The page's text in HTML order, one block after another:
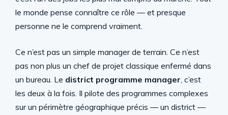
le monde pense connaître ce rôle — et presque
personne ne le comprend vraiment.
Ce n’est pas un simple manager de terrain. Ce n’est
pas non plus un chef de projet classique enfermé dans
un bureau. Le district programme manager, c’est
les deux à la fois. Il pilote des programmes complexes
sur un périmètre géographique précis — un district —